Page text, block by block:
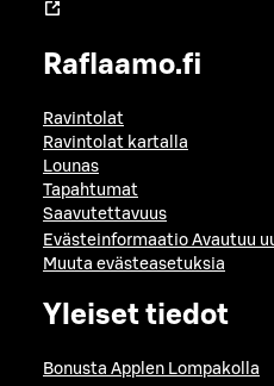
Raflaamo.fi
Ravintolat
Ravintolat kartalla
Lounas
Tapahtumat
Saavutettavuus
Evästeinformaatio Avautuu
Muuta evästeasetuksia
Yleiset tiedot
Bonusta Applen Lompakolla